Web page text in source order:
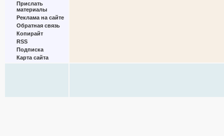
Прислать
материалы
Реклама на сайте
Обратная связь
Копирайт
RSS
Подписка
Карта сайта